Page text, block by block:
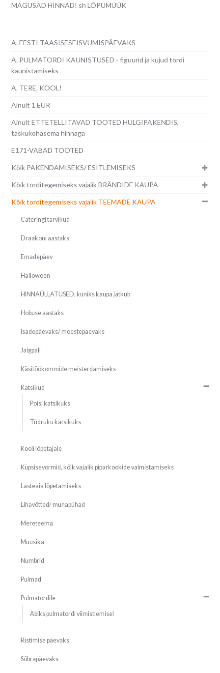
MAGUSAD HINNAD! sh LÕPUMÜÜK
A. EESTI TAASISESEISVUMISPÄEVAKS
A. PULMATORDI KAUNISTUSED - figuurid ja kujud tordi
kaunistamiseks
A. TERE, KOOL!
Ainult 1 EUR
Ainult ETTETELLITAVAD TOOTED HULGIPAKENDIS,
taskukohasema hinnaga
E171-VABAD TOOTED
Kõik PAKENDAMISEKS/ ESITLEMISEKS
Kõik torditegemiseks vajalik BRÄNDIDE KAUPA
Kõik torditegemiseks vajalik TEEMADE KAUPA
Cateringi tarvikud
Draakoni aastaks
Emadepäev
Halloween
HINNAÜLLATUSED, kuniks kaupa jätkub
Hobuse aastaks
Isadepäevaks/ meestepäevaks
Jalgpall
Käsitöökommide meisterdamiseks
Katsikud
Poisi katsikuks
Tüdruku katsikuks
Kooli lõpetajale
Küpsisevormid, kõik vajalik piparkookide valmistamiseks
Lasteaia lõpetamiseks
Lihavõtted/ munapühad
Mereteema
Muusika
Numbrid
Pulmad
Pulmatordile
Abiks pulmatordi viimistlemisel
Ristimise päevaks
Sõbrapäevaks